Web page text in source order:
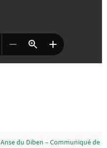
Anse du Diben – Communiqué de